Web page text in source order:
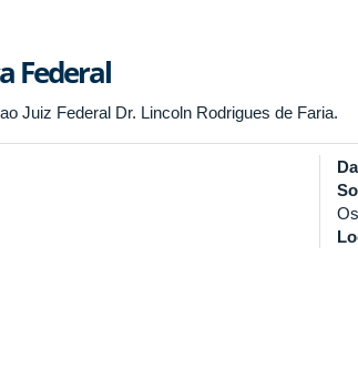
Federal
Juiz Federal Dr. Lincoln Rodrigues de Faria.